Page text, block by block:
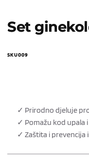
Set
SKU009
✓ Prirodno djeluje
✓ Pomažu kod upala
✓ Zaštita i prevencija